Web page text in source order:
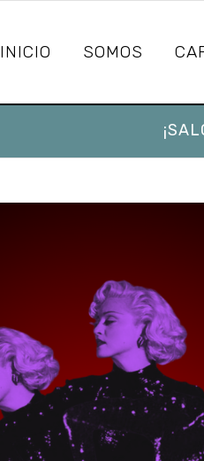
INICIO SOMOS